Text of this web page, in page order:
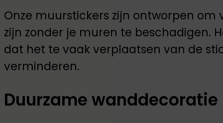
Onze muurstickers zijn ontworpen
zijn zonder je muren te beschadigen.
dat het te vaak verplaatsen van de
verminderen.
Duurzame wanddecoratie